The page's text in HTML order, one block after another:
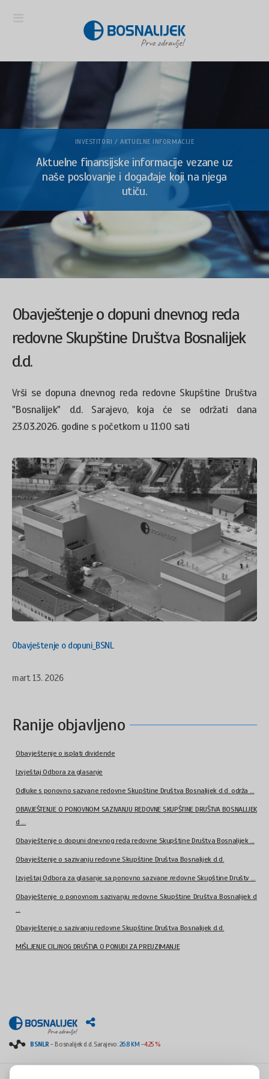
INVESTITORI / AKTUELNE INFORMACIJE
Aktuelne finansijske informacije vezane uz
naše poslovanje i događaje koji na njega
utiču.
Obavještenje o dopuni dnevnog reda
redovne Skupštine Društva Bosnalijek
d.d.
Vrši se dopuna dnevnog reda redovne Skupštine Društva
"Bosnalijek" d.d. Sarajevo, koja će se održati dana
23.03.2026. godine s početkom u 11:00 sati
Obavještenje o dopuni_BSNL
mart 13. 2026
Ranije objavljeno
Obavještenje o isplati dividende
Izvještaj Odbora za glasanje
Odluke s ponovno sazvane redovne Skupštine Društva Bosnalijek d.d. održa ...
OBAVJEŠTENJE O PONOVNOM SAZIVANJU REDOVNE SKUPŠTINE DRUŠTVA BOSNALIJEK
d ...
Obavještenje o dopuni dnevnog reda redovne Skupštine Društva Bosnalijek ...
Obavještenje o sazivanju redovne Skupštine Društva Bosnalijek d.d.
Izvještaj Odbora za glasanje sa ponovno sazvane redovne Skupštine Društv ...
Obavještenje o ponovnom sazivanju redovne Skupštine Društva Bosnalijek d
...
Obavještenje o sazivanju redovne Skupštine Društva Bosnalijek d.d.
MIŠLJENJE CILJNOG DRUŠTVA O PONUDI ZA PREUZIMANJE
BSNLR- Bosnalijek d.d. Sarajevo:26.8 KM -4.25 %